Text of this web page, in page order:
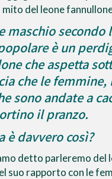
del leone
maschio secondo
è un
che aspetta
che le femmine,
sono andate a
il pranzo.
è davvero così?
detto parleremo del
suo rapporto con le